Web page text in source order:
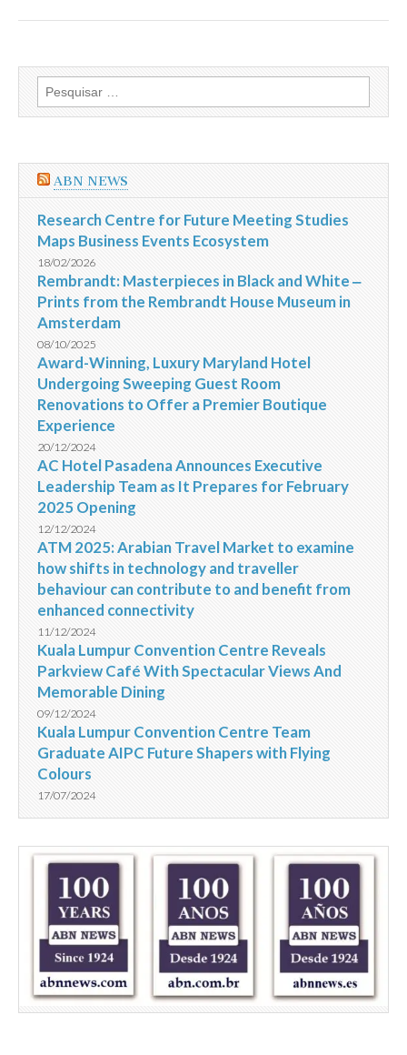
Pesquisar
por:
ABN NEWS
Research Centre for Future Meeting Studies
Maps Business Events Ecosystem
18/02/2026
Rembrandt: Masterpieces in Black and White ‒
Prints from the Rembrandt House Museum in
Amsterdam
08/10/2025
Award-Winning, Luxury Maryland Hotel
Undergoing Sweeping Guest Room
Renovations to Offer a Premier Boutique
Experience
20/12/2024
AC Hotel Pasadena Announces Executive
Leadership Team as It Prepares for February
2025 Opening
12/12/2024
ATM 2025: Arabian Travel Market to examine
how shifts in technology and traveller
behaviour can contribute to and benefit from
enhanced connectivity
11/12/2024
Kuala Lumpur Convention Centre Reveals
Parkview Café With Spectacular Views And
Memorable Dining
09/12/2024
Kuala Lumpur Convention Centre Team
Graduate AIPC Future Shapers with Flying
Colours
17/07/2024